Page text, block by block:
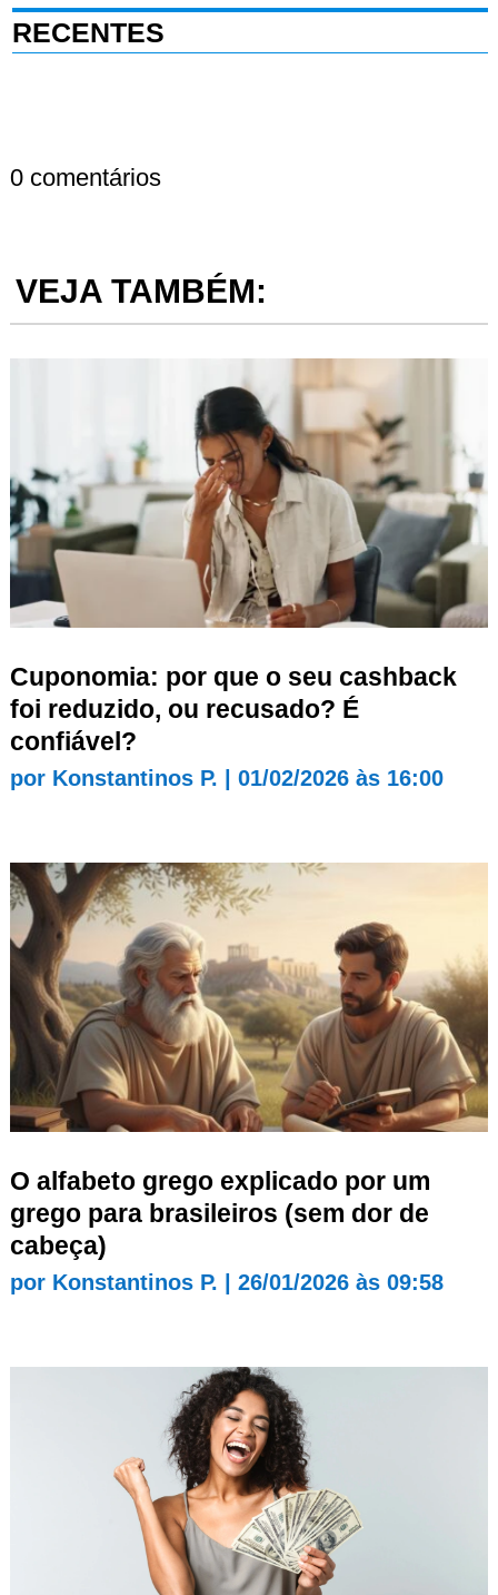
RECENTES
0 comentários
VEJA TAMBÉM:
Cuponomia: por que o seu cashback
foi reduzido, ou recusado? É
confiável?
por Konstantinos P. 01/02/2026 às 16:00
O alfabeto grego explicado por um
grego para brasileiros (sem dor de
cabeça)
por Konstantinos P. 26/01/2026 às 09:58